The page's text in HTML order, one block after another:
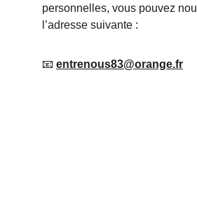
personnelles, vous pouvez
l’adresse suivante :
📧 entrenous83@orange.fr